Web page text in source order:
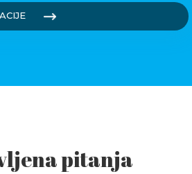
pitanja